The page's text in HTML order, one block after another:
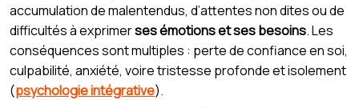
accumulation de malentendus, d’attentes non dites ou de
difficultés à exprimerses émotions et ses besoins. Les
conséquences sont multiples : perte de confiance en soi,
culpabilité, anxiété, voire tristesse profonde et isolement
(psychologie intégrative).